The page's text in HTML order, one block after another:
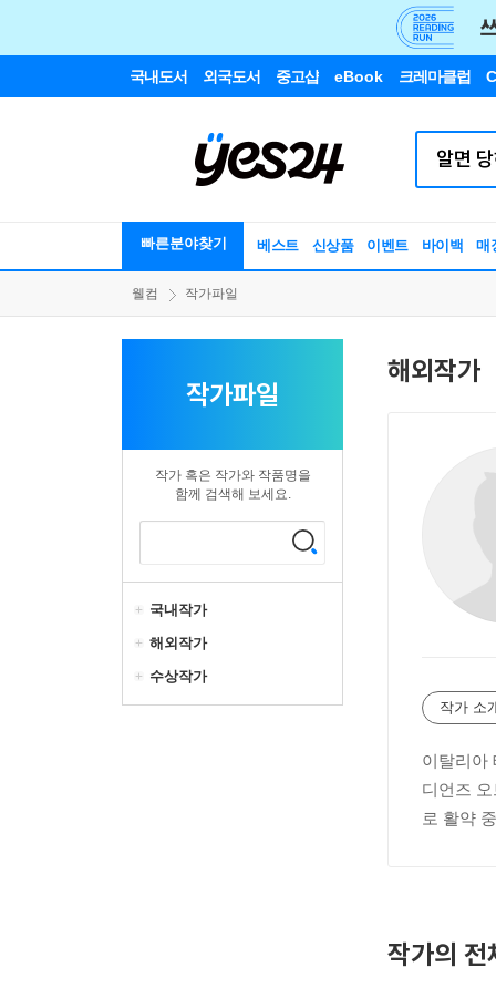
국내도서 외국도서 중고샵 eBook 크레마클럽
빠른분야찾기 베스트 신상품 이벤트 바이백 매
웰컴 작가파일
작가파일
작가 혹은 작가와 작품명을
함께 검색해 보세요.
국내작가
해외작가
수상작가
해외작가
작가 소
이탈리아
디언즈
로 활약
작가의 전